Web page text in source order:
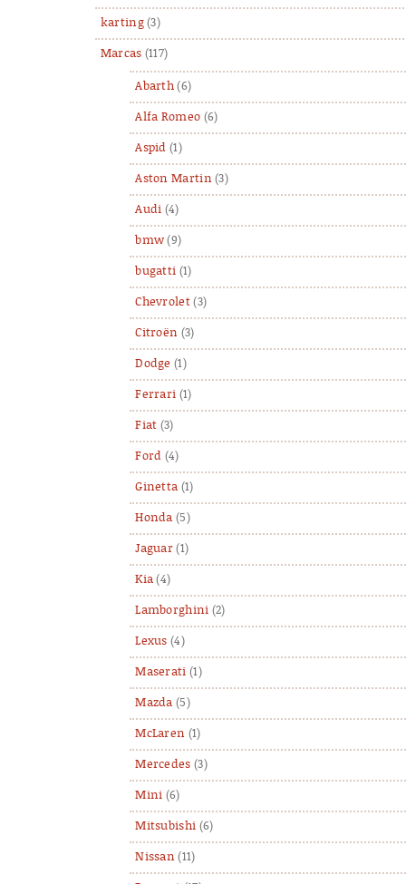
karting(3)
Marcas (117)
Abarth (6)
Alfa Romeo (6)
Aspid (1)
Aston Martin (3)
Audi (4)
bmw (9)
bugatti (1)
Chevrolet(3)
Citroën (3)
Dodge (1)
Ferrari (1)
Fiat (3)
Ford (4)
Ginetta (1)
Honda (5)
Jaguar (1)
Kia (4)
Lamborghini (2)
Lexus (4)
Maserati (1)
Mazda (5)
McLaren (1)
Mercedes (3)
Mini (6)
Mitsubishi (6)
Nissan (11)